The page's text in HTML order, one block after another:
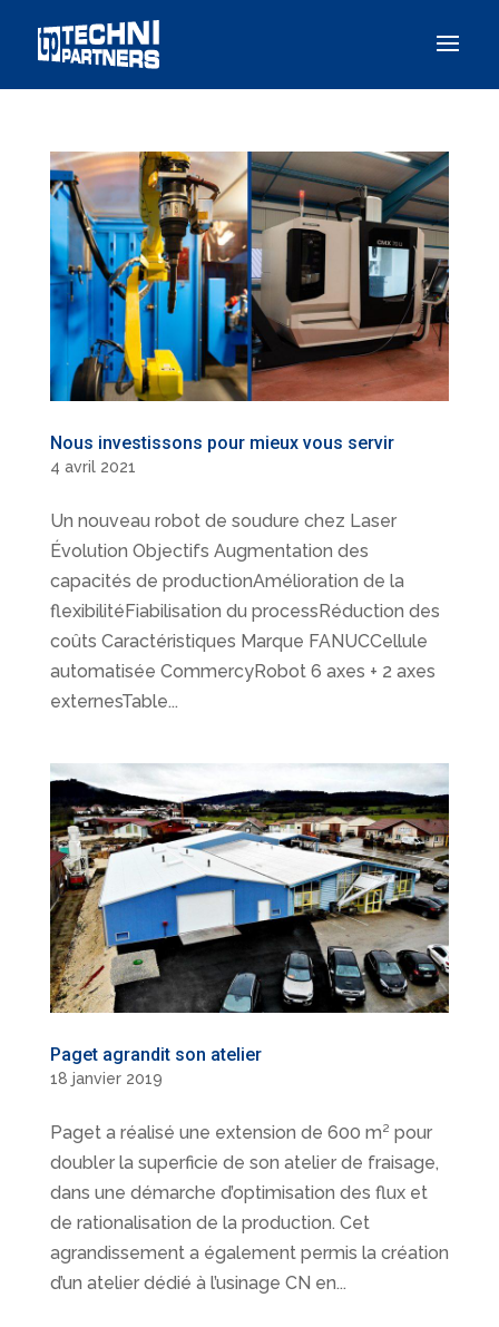
Nous investissons pour mieux vous servir
4 avril 2021
Un nouveau robot de soudure chez Laser
Évolution Objectifs Augmentation des
capacités de productionAmélioration de la
flexibilitéFiabilisation du processRéduction des
coûts Caractéristiques Marque FANUCCellule
automatisée CommercyRobot 6 axes + 2 axes
externesTable...
Paget agrandit son atelier
18 janvier 2019
Paget a réalisé une extension de 600 m² pour
doubler la superficie de son atelier de fraisage,
dans une démarche d’optimisation des flux et
de rationalisation de la production. Cet
agrandissement a également permis la création
d’un atelier dédié à l’usinage CN en...
Panneau de gestion des cookies